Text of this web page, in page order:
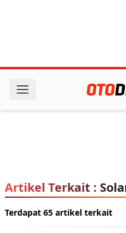
Artikel Terkait :
Terdapat 65 artikel terkait